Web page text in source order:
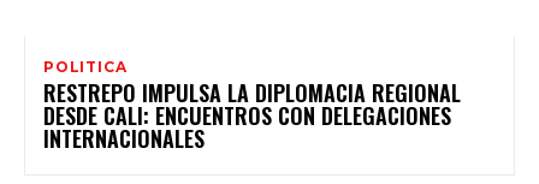
POLITICA
RESTREPO IMPULSA LA DIPLOMACIA REGIONAL
DESDE CALI: ENCUENTROS CON DELEGACIONES
INTERNACIONALES